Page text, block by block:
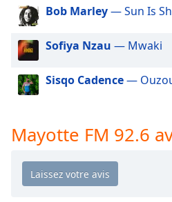
dialog
window.
Escape
and
close
window.
Bob Marley— Sun Is
Sofiya Nzau — Mwaki
Sisqo Cadence—
Mayotte FM 92.6